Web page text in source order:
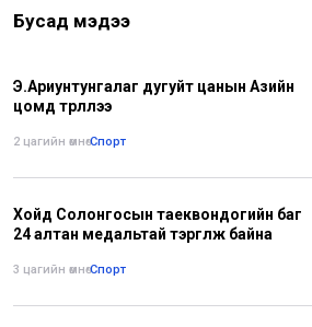
Бусад мэдээ
Э.Ариунтунгалаг дугуйт цанын Азийн
цомд түрүүллээ
2 цагийн өмнө•Спорт
Хойд Солонгосын таеквондогийн баг
24 алтан медальтай тэргүүлж байна
3 цагийн өмнө•Спорт